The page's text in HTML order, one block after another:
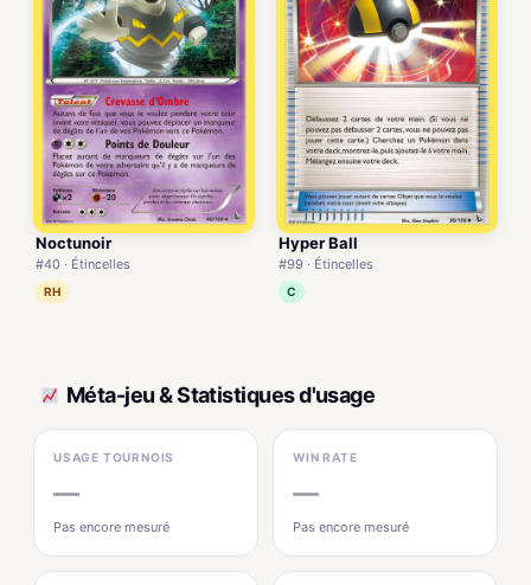
Noctunoir
#40 · Étincelles
RH
Hyper Ball
#99 · Étincelles
C
Méta-jeu & Statistiques d'usage
USAGE TOURNOIS
—
Pas encore mesuré
WIN RATE
—
Pas encore mesuré